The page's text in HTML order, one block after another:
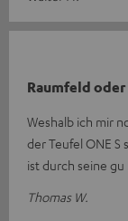
Raumfeld oder
Weshalb ich mir
der Teufel ONE S
ist durch seine gu
Thomas W.